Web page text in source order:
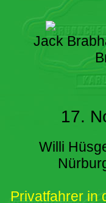
Jack
17.
Willi
Privatfahrer in